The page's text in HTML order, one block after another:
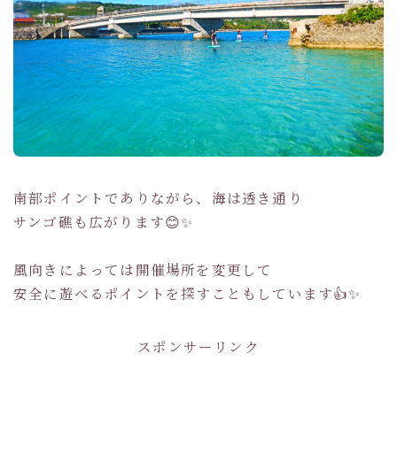
南部ポイントでありながら、海は透き通り
サンゴ礁も広がります😊✨
風向きによっては開催場所を変更して
安全に遊べるポイントを探すこともしています👍✨
スポンサーリンク